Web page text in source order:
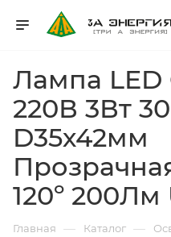
Лампа LED
220В 3Вт
D35х42мм
120º 200Лм
Главная — Каталог —